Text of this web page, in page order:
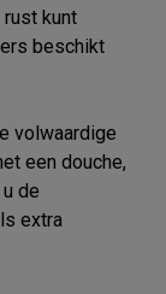
rust kunt
beschikt
volwaardige
een douche,
de
extra